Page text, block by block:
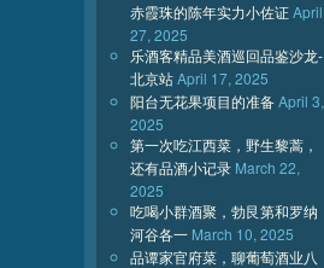
赤霞珠的陈年实力小佐证April
27, 2025
乐酒客精品美酒巡回品鉴沙龙-
北京站April 17, 2025
阳台无花果项目的准备April 3,
2025
第一次吃江西菜，野生黎蒿，
还有品酒小记录 March 22,
2025
吃喝小群酒聚，勃艮第和罗纳
河谷各一 March 10, 2025
品谭家官府菜，聊葡萄酒业八